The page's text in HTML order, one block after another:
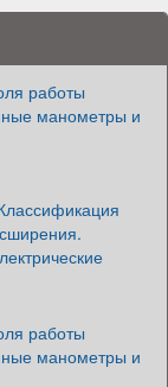
работы
манометры и
работы
манометры и